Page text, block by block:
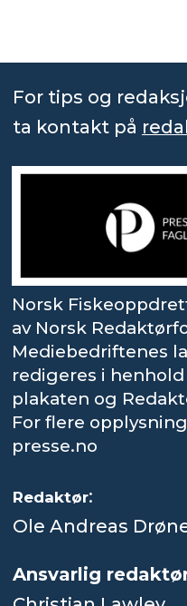
For tips og
ta kontakt på
Norsk
av Norsk
Mediebedriftenes
redigeres i
plakaten og
For flere
presse.no
Redaktør:
Ole Andreas
Ansvarlig